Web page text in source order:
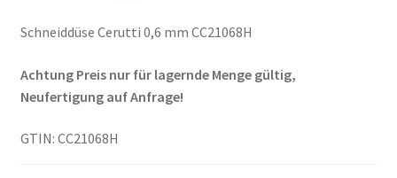
Schneiddüse Cerutti 0,6 mm CC21068H
Achtung Preis nur für lagernde Menge gültig,
Neufertigung auf Anfrage!
GTIN: CC21068H